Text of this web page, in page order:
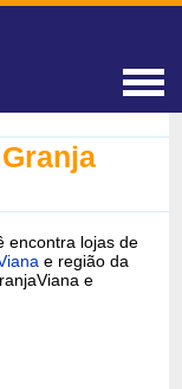
encontra lojas de
e região da
e